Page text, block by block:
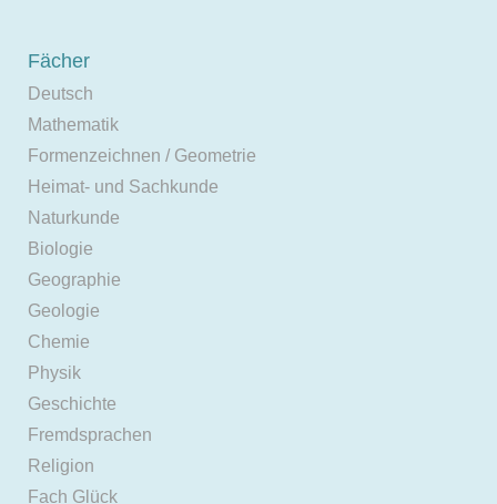
Fächer
Deutsch
Mathematik
Formenzeichnen / Geometrie
Heimat- und Sachkunde
Naturkunde
Biologie
Geographie
Geologie
Chemie
Physik
Geschichte
Fremdsprachen
Religion
Fach Glück